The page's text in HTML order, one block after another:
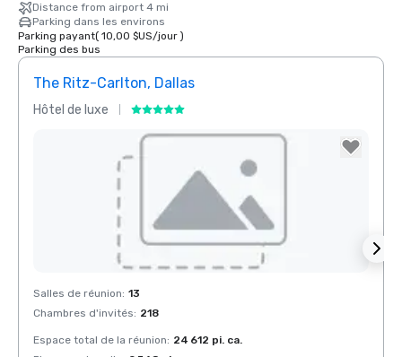
Distance from airport 4 mi
Parking dans les environs
Parking payant( 10,00 $US/jour)
Parking des bus
The Ritz-Carlton, Dallas
Hôtel de luxe
Removed from favorites
Salles de réunion: 13
Chambres d'invités: 218
Espace total de la réunion: 24 612 pi. ca.